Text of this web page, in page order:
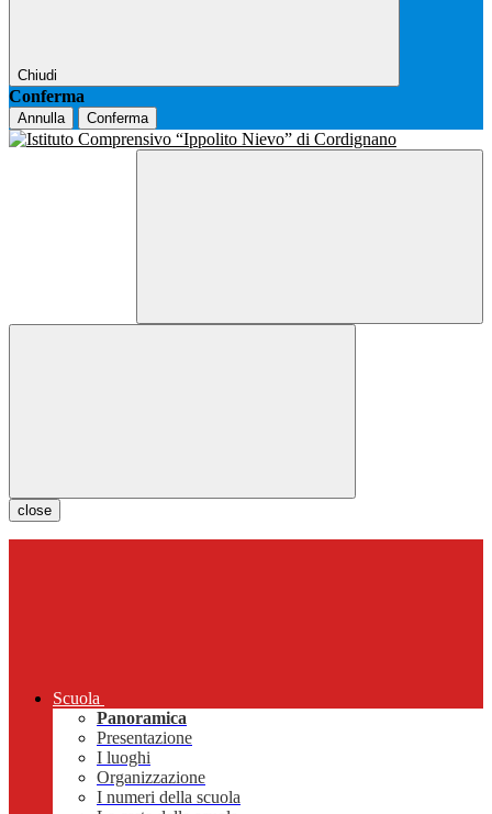
Chiudi
Conferma
Annulla Conferma
close
Scuola
Panoramica
Presentazione
I luoghi
Organizzazione
I numeri della scuola